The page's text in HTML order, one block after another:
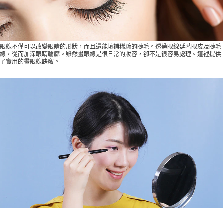
眼線不僅可以改變眼睛的形狀，而且還能填補稀疏的睫毛。透過眼線延著眼皮及睫毛
線，從而加深眼睛輪廓。雖然畫眼線是很日常的妝容，卻不是很容易處理。這裡提供
了實用的畫眼線訣竅。